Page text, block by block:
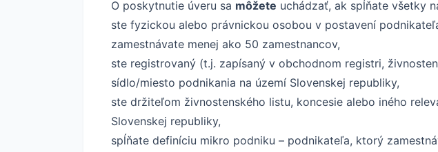
O poskytnutie úveru sa môžete uchádzať, ak spĺňate všetky
ste fyzickou alebo právnickou osobou v postavení
zamestnávate menej ako 50 zamestnancov,
ste registrovaný (t.j. zapísaný v obchodnom registri,
sídlo/miesto podnikania na území Slovenskej republiky,
ste držiteľom živnostenského listu, koncesie alebo iného
Slovenskej republiky,
spĺňate definíciu mikro podniku – podnikateľa, ktorý